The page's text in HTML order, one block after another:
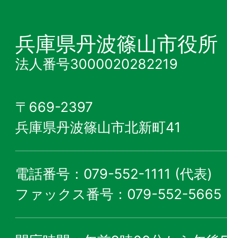
兵庫県丹波篠山市役所
法人番号3000020282219
〒669-2397
兵庫県丹波篠山市北新町41
電話番号：079-552-1111 (代表)
ファックス番号：079-552-5665